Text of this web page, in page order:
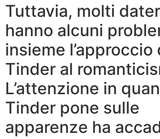
Tuttavia, molti
hanno alcuni
insieme l’approccio
Tinder al
L’attenzione in
Tinder pone sulle
apparenze ha